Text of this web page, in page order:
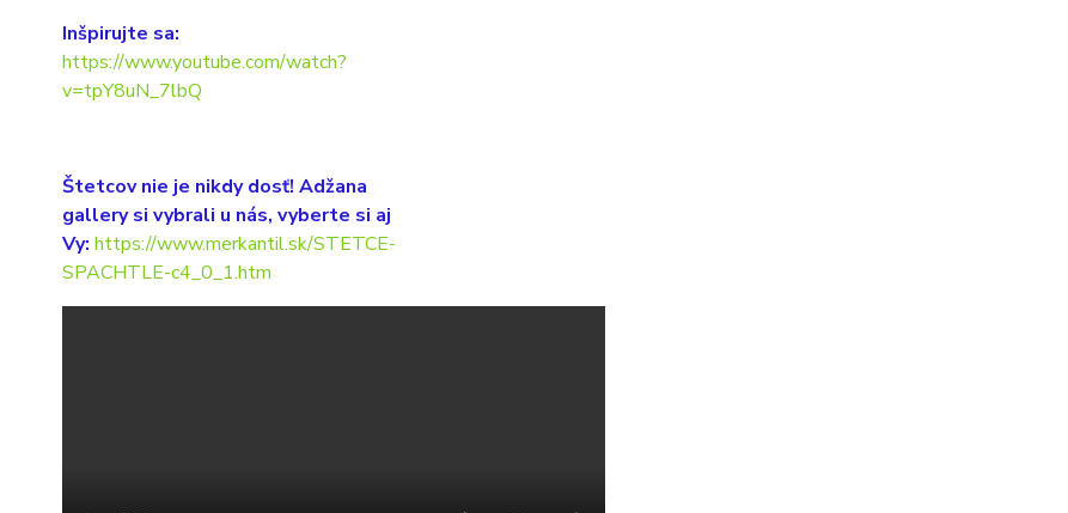
Inšpirujte sa:
https://www.youtube.com/watch?
v=tpY8uN_7lbQ
Štetcov nie je nikdy dosť! Adžana
gallery si vybrali u nás, vyberte si aj
Vy: https://www.merkantil.sk/STETCE-
SPACHTLE-c4_0_1.htm